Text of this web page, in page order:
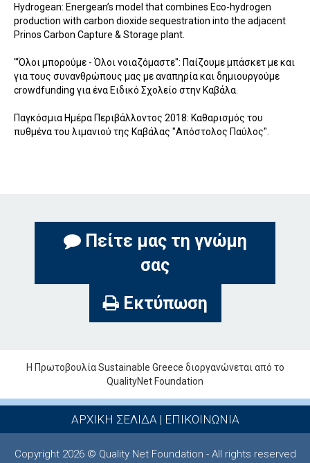
Hydrogean: Energean’s model that combines Eco-hydrogen
production with carbon dioxide sequestration into the adjacent
Prinos Carbon Capture & Storage plant.
"'Όλοι μπορούμε - Όλοι νοιαζόμαστε": Παίζουμε μπάσκετ με και
για τους συνανθρώπους μας με αναπηρία και δημιουργούμε
crowdfunding για ένα Ειδικό Σχολείο στην Καβάλα.
Παγκόσμια Ημέρα Περιβάλλοντος 2018: Καθαρισμός του
πυθμένα του λιμανιού της Καβάλας "Απόστολος Παύλος".
Πείτε μας τη γνώμη
σας
Εκτύπωση
Η Πρωτοβουλία Sustainable Greece διοργανώνεται από το
QualityNet Foundation
ΑΡΧΙΚΗ ΣΕΛΙΔΑ | ΕΠΙΚΟΙΝΩΝΙΑ
Copyright 2026 © Quality Net Foundation - All rights reserved